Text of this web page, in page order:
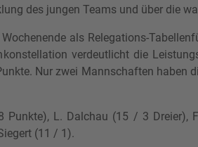
des jungen Teams und über die
als Relegations-
verdeutlicht die
Nur zwei Mannschaften haben
Punkte), L. Dalchau (15 / 3 Dreier),
(11 / 1).